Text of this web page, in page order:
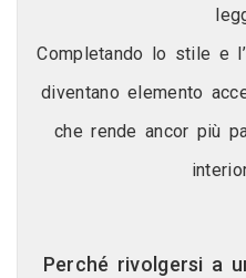
Completando lo stile e
diventano elemento
che rende ancor più
Perché rivolgersi a